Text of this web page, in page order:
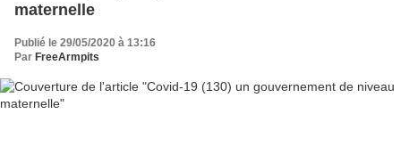
maternelle
Publié le 29/05/2020 à 13:16
Par FreeArmpits